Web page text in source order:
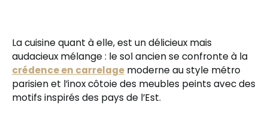
La cuisine quant à elle, est un délicieux mais
audacieux mélange : le sol ancien se confronte à la
crédence en carrelage moderne au style métro
parisien et l’inox côtoie des meubles peints avec des
motifs inspirés des pays de l’Est.